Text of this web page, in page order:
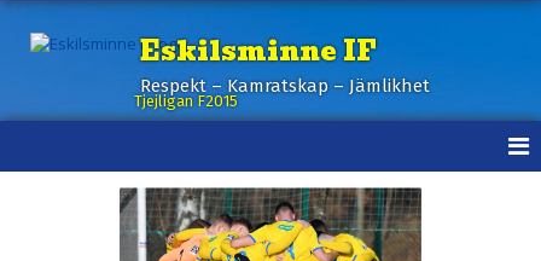
Eskilsminne IF
Respekt – Kamratskap – Jämlikhet
Tjejligan F2015